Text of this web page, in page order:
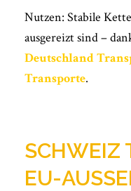
Nutzen: Stabile
ausgereizt sind –
Deutschland
Transporte.
SCHWEIZ
EU-